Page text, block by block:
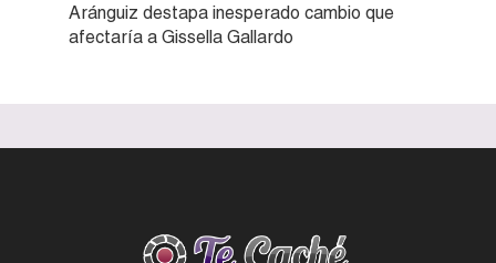
Aránguiz destapa inesperado cambio que
afectaría a Gissella Gallardo